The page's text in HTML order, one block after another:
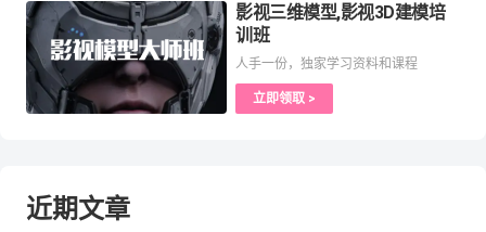
影视三维模型,影视3D建模培
训班
人手一份，独家学习资料和课程
立即领取 >
近期文章